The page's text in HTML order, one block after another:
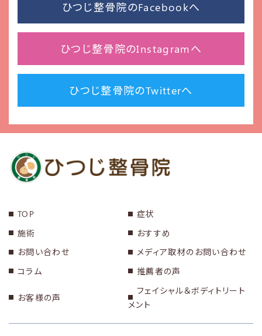
ひつじ整骨院のFacebookへ
ひつじ整骨院のInstagramへ
ひつじ整骨院のTwitterへ
TOP
症状
施術
おすすめ
お問い合わせ
メディア取材のお問い合わせ
コラム
推薦者の声
お客様の声
フェイシャル＆ボディトリート
メント